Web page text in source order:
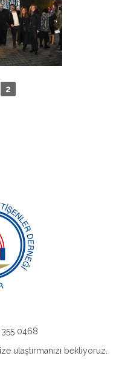
2
0468
ulaştırmanızı bekliyoruz.